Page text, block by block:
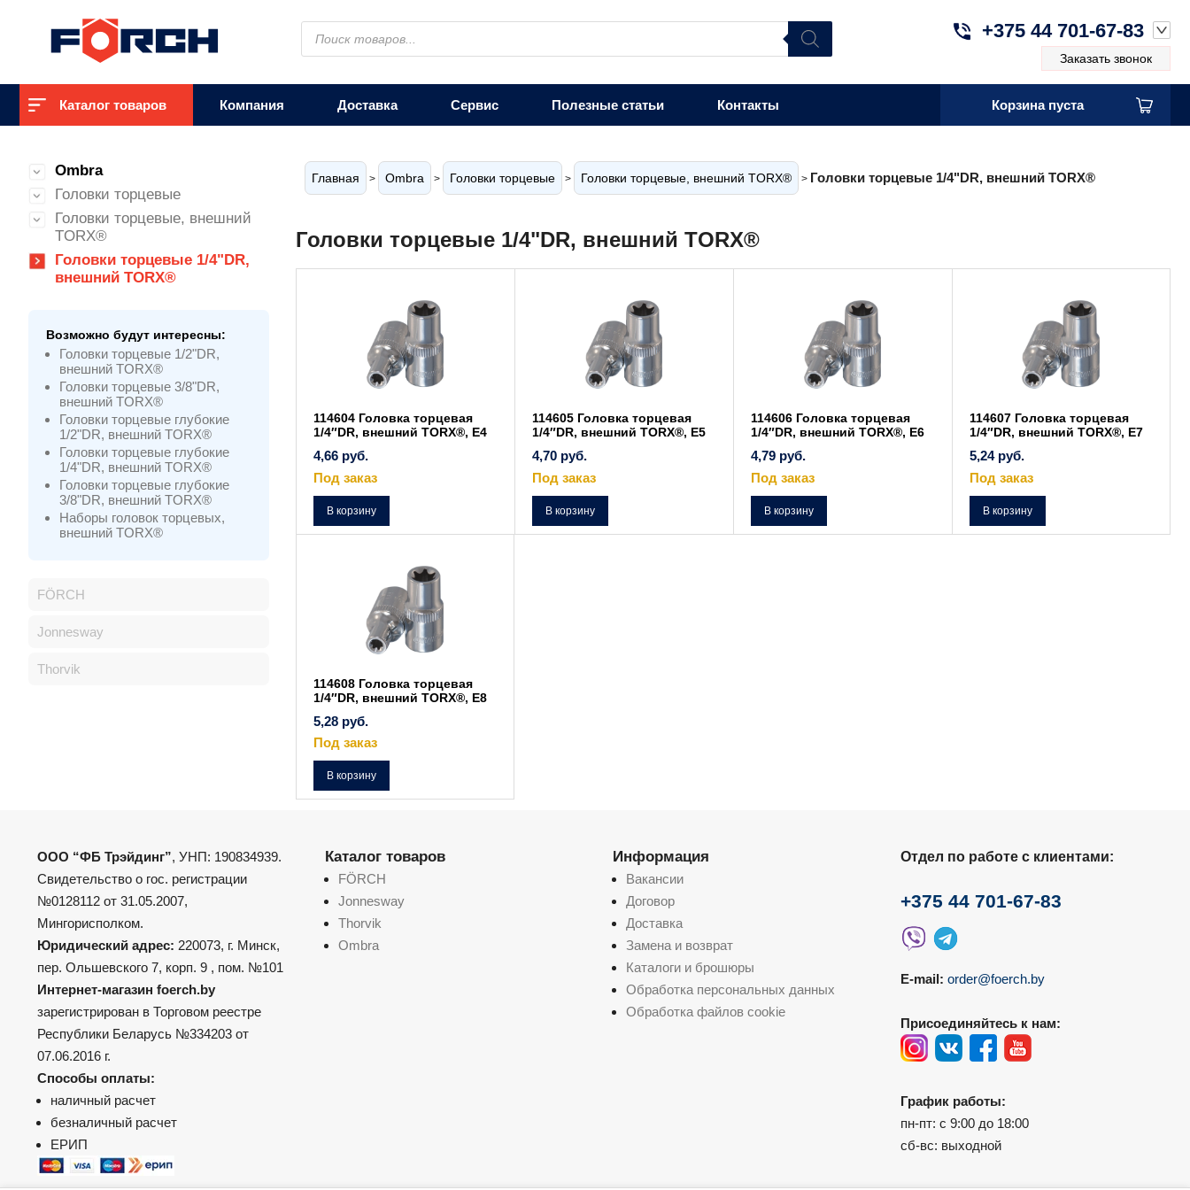
Поиск
товаров
+375 44 701-67-83
Заказать звонок
Каталог товаров Компания Доставка Сервис Полезные статьи Контакты Корзина пуста
Главная > Ombra > Головки торцевые > Головки торцевые, внешний TORX® > Головки торцевые 1/4"DR, внешний TORX®
Головки торцевые 1/4"DR, внешний TORX®
114604 Головка торцевая
1/4″DR, внешний TORX®, Е4
4,66 руб.
Под заказ
В корзину
114605 Головка торцевая
1/4″DR, внешний TORX®, Е5
4,70 руб.
Под заказ
В корзину
114606 Головка торцевая
1/4″DR, внешний TORX®, Е6
4,79 руб.
Под заказ
В корзину
114607 Головка торцевая
1/4″DR, внешний TORX®, Е7
5,24 руб.
Под заказ
В корзину
114608 Головка торцевая
1/4″DR, внешний TORX®, Е8
5,28 руб.
Под заказ
В корзину
Ombra
Головки торцевые
Головки торцевые, внешний
TORX®
Головки торцевые 1/4"DR,
внешний TORX®
Возможно будут интересны:
Головки торцевые 1/2"DR,
внешний TORX®
Головки торцевые 3/8"DR,
внешний TORX®
Головки торцевые глубокие
1/2"DR, внешний TORX®
Головки торцевые глубокие
1/4"DR, внешний TORX®
Головки торцевые глубокие
3/8"DR, внешний TORX®
Наборы головок торцевых,
внешний TORX®
FÖRCH
Jonnesway
Thorvik
ООО “ФБ Трэйдинг”, УНП: 190834939.
Свидетельство о гос. регистрации
№0128112 от 31.05.2007,
Мингорисполком.
Юридический адрес: 220073, г. Минск,
пер. Ольшевского 7, корп. 9 , пом. №101
Интернет-магазин foerch.by
зарегистрирован в Торговом реестре
Республики Беларусь №334203 от
07.06.2016 г.
Способы оплаты:
наличный расчет
безналичный расчет
ЕРИП
Каталог товаров
FÖRCH
Jonnesway
Thorvik
Ombra
Информация
Вакансии
Договор
Доставка
Замена и возврат
Каталоги и брошюры
Обработка персональных данных
Обработка файлов cookie
Отдел по работе с клиентами:
+375 44 701-67-83
E-mail: order@foerch.by
Присоединяйтесь к нам:
График работы:
пн-пт: с 9:00 до 18:00
сб-вс: выходной